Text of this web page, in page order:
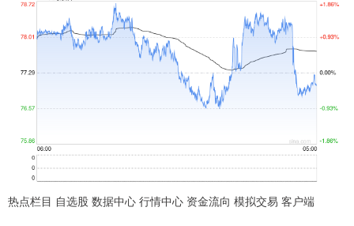
热点栏目 自选股 数据中心 行情中心 资金流向 模拟交易 客户端